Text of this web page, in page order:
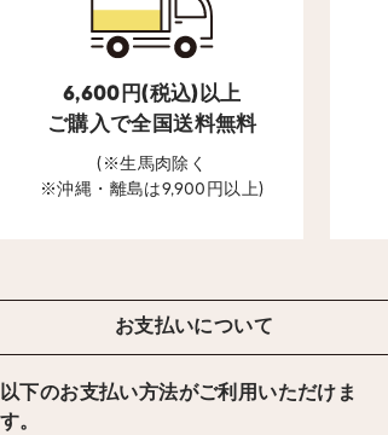
6,600円(税込)以上
ご購入で全国送料無料
(※生馬肉除く
※沖縄・離島は9,900円以上)
お支払いについて
以下のお支払い方法がご利用いただけま
す。